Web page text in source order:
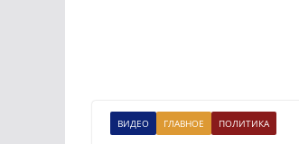
ВИДЕО ГЛАВНОЕ ПОЛИТИКА